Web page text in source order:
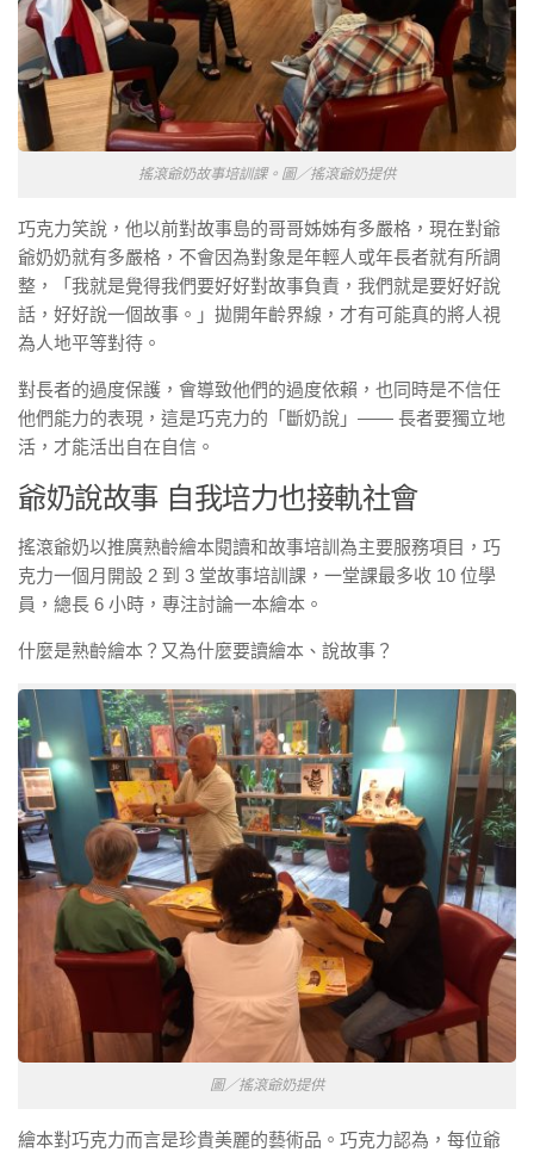
搖滾爺奶故事培訓課。圖／搖滾爺奶提供
巧克力笑說，他以前對故事島的哥哥姊姊有多嚴格，現在對爺
爺奶奶就有多嚴格，不會因為對象是年輕人或年長者就有所調
整，「我就是覺得我們要好好對故事負責，我們就是要好好說
話，好好說一個故事。」拋開年齡界線，才有可能真的將人視
為人地平等對待。
對長者的過度保護，會導致他們的過度依賴，也同時是不信任
他們能力的表現，這是巧克力的「斷奶說」—— 長者要獨立地
活，才能活出自在自信。
爺奶說故事 自我培力也接軌社會
搖滾爺奶以推廣熟齡繪本閱讀和故事培訓為主要服務項目，巧
克力一個月開設 2 到 3 堂故事培訓課，一堂課最多收 10 位學
員，總長 6 小時，專注討論一本繪本。
什麼是熟齡繪本？又為什麼要讀繪本、說故事？
圖／搖滾爺奶提供
繪本對巧克力而言是珍貴美麗的藝術品。巧克力認為，每位爺